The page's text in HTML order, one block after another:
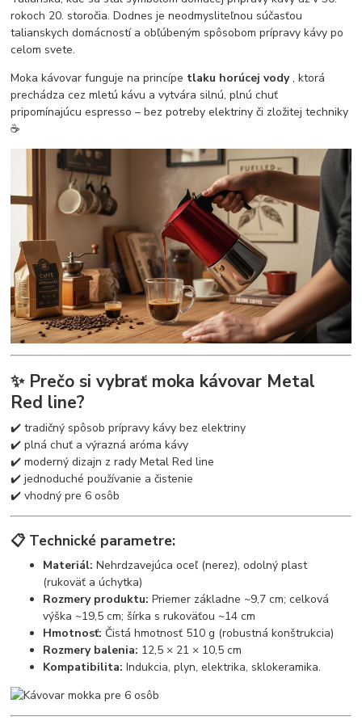
rokoch 20. storočia. Dodnes je neodmysliteľnou súčasťou
talianskych domácností a obľúbeným spôsobom prípravy kávy po
celom svete.
Moka kávovar funguje na princípe tlaku horúcej vody, ktorá
prechádza cez mletú kávu a vytvára silnú, plnú chuť
pripomínajúcu espresso – bez potreby elektriny či zložitej techniky
☕
✨ Prečo si vybrať moka kávovar Metal
Red line?
✔️ tradičný spôsob prípravy kávy bez elektriny
✔️ plná chuť a výrazná aróma kávy
✔️ moderný dizajn z rady Metal Red line
✔️ jednoduché používanie a čistenie
✔️ vhodný pre 6 osôb
📋 Technické parametre:
Materiál: Nehrdzavejúca oceľ (nerez), odolný plast
(rukoväť a úchytka)
Rozmery produktu: Priemer základne ~9,7 cm; celková
výška ~19,5 cm; šírka s rukoväťou ~14 cm
Hmotnosť: Čistá hmotnosť 510 g (robustná konštrukcia)
Rozmery balenia: 12,5 × 21 × 10,5 cm
Kompatibilita: Indukcia, plyn, elektrika, sklokeramika.